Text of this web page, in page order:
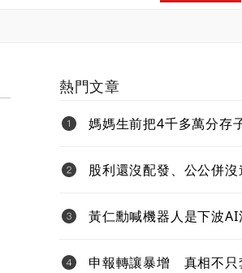
熱門文章
媽媽生前把4千多萬分
股利還沒配發、公公併沒進
黃仁勳喊機器人是下波AI
申報轉讓暴增 真相不只